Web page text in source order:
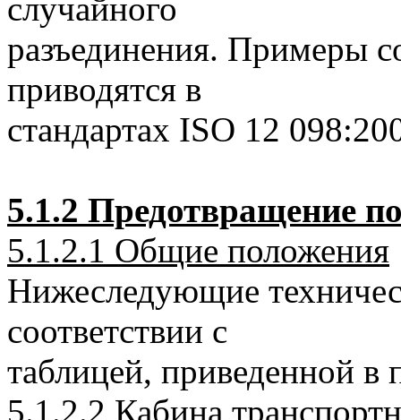
случайного
разъединения. Примеры
приводятся в
стандартах ISO 12
5.1.2 Предотвращение
5.1.2.1 Общие положения
Нижеследующие
соответствии с
таблицей, приведенной в
5.1.2.2 Кабина